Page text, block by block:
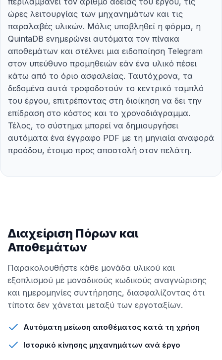
ώρες λειτουργίας των μηχανημάτων και τις
παραλαβές υλικών. Μόλις υποβληθεί η φόρμα, η
QuintaDB ενημερώνει αυτόματα τον πίνακα
αποθεμάτων και στέλνει μια ειδοποίηση Telegram
στον υπεύθυνο προμηθειών εάν ένα υλικό πέσει
κάτω από το όριο ασφαλείας. Ταυτόχρονα, τα
δεδομένα αυτά τροφοδοτούν το κεντρικό ταμπλό
του έργου, επιτρέποντας στη διοίκηση να δει την
επίδραση στο κόστος και το χρονοδιάγραμμα.
Τέλος, το σύστημα μπορεί να δημιουργήσει
αυτόματα ένα έγγραφο PDF με τη μηνιαία αναφορά
προόδου, έτοιμο προς αποστολή στον πελάτη.
Διαχείριση Πόρων και
Αποθεμάτων
Παρακολουθήστε κάθε μονάδα υλικού και
εξοπλισμού με μοναδικούς κωδικούς αναγνώρισης
και ημερομηνίες συντήρησης, διασφαλίζοντας ότι
τίποτα δεν χάνεται μεταξύ των εργοταξίων.
Αυτόματη μείωση αποθέματος κατά τη χρήση
Ιστορικό κίνησης μηχανημάτων ανά έργο